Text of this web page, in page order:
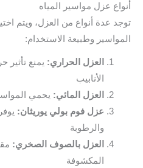
أنواع عزل مواسير المياه
توجد عدة أنواع من العزل، ويتم
المواسير وطبيعة الاستخدام:
العزل الحراري: يمنع
الأنابيب
العزل المائي: يحمي
عزل فوم بولي يوريثان:
والرطوبة
العزل بالصوف الصخري:
المكشوفة